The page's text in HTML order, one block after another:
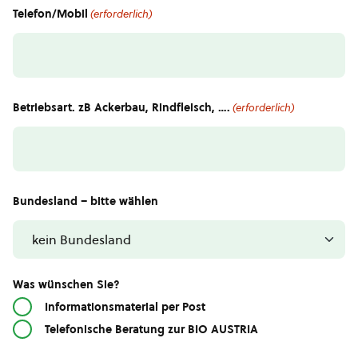
Telefon/Mobil (erforderlich)
Betriebsart. zB Ackerbau, Rindfleisch, …. (erforderlich)
Bundesland – bitte wählen
Was wünschen Sie?
Informationsmaterial per Post
Telefonische Beratung zur BIO AUSTRIA